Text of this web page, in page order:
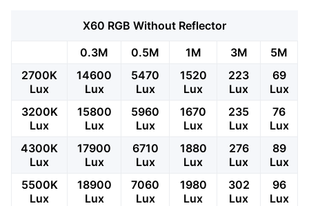
X60 RGB Without Reflector
0.3M
0.5M 1M 3M
5M
2700K
Lux
14600
Lux
5470
Lux
1520
Lux
223
Lux
69
Lux
3200K
Lux
15800
Lux
5960
Lux
1670
Lux
235
Lux
76
Lux
4300K
Lux
17900
Lux
6710
Lux
1880
Lux
276
Lux
89
Lux
5500K
Lux
18900
Lux
7060
Lux
1980
Lux
302
Lux
96
Lux